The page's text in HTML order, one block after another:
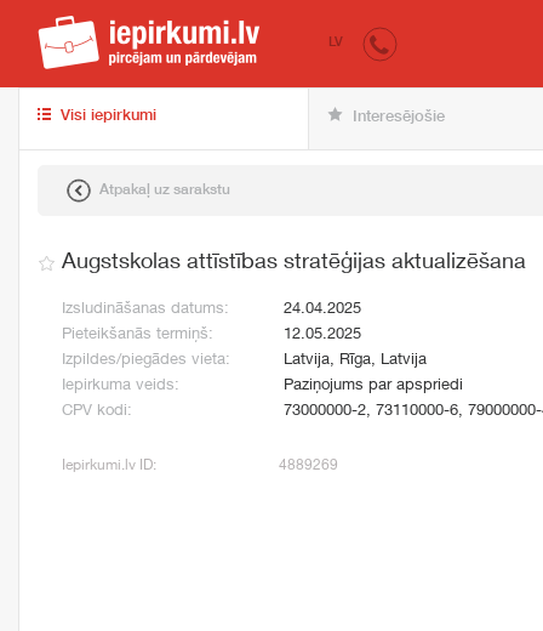
iepirkumi.lv
LV
Visi iepirkumi Interesējošie
Atpakaļ uz sarakstu
Augstskolas attīstības stratēģijas aktualizēšana
Izsludināšanas datums:
24.04.2025
Pieteikšanās termiņš:
12.05.2025
Izpildes/piegādes vieta:
Latvija, Rīga, Latvija
Iepirkuma veids:
Paziņojums par apspriedi
CPV kodi:
73000000-2, 73110000-6,
Iepirkumi.lv ID: 4889269